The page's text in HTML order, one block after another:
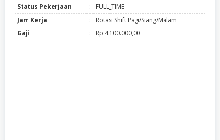
Status Pekerjaan
:
FULL_TIME
Jam Kerja
:
Rotasi Shift Pagi/Siang/Malam
Gaji
: Rp 4.100.000,00